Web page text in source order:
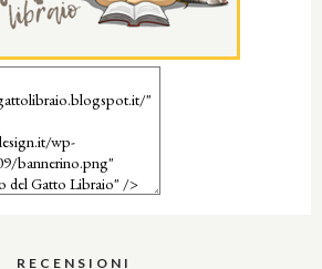
RECENSIONI